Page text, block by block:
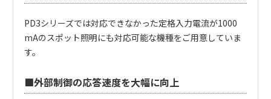
PD3シリーズでは対応できなかった定格入力電流が1000
mAのスポット照明にも対応可能な機種をご用意していま
す。
■外部制御の応答速度を大幅に向上